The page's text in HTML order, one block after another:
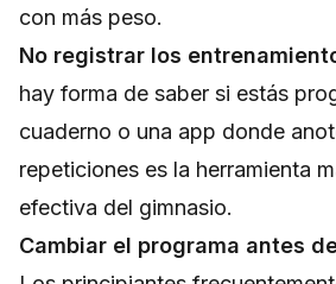
con más peso.
No registrar los
hay forma de saber si estás
cuaderno o una app donde
repeticiones es la herramienta
efectiva del gimnasio.
Cambiar el programa antes